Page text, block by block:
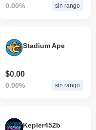
0.00% sin rango
Stadium Ape
$0.00
0.00% sin rango
Kepler452b